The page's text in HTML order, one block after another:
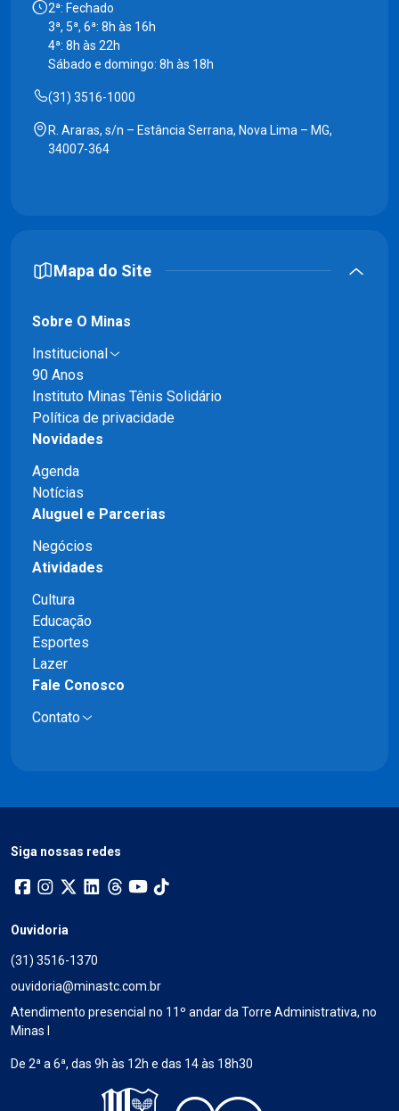
2ª: Fechado
3ª, 5ª, 6ª: 8h às 16h
4ª: 8h às 22h
Sábado e domingo: 8h às 18h
(31) 3516-1000
R. Araras, s/n – Estância Serrana, Nova Lima – MG,
34007-364
Mapa do Site
Sobre O Minas
Institucional
90 Anos
Instituto Minas Tênis Solidário
Política de privacidade
Novidades
Agenda
Notícias
Aluguel e Parcerias
Negócios
Atividades
Cultura
Educação
Esportes
Lazer
Fale Conosco
Contato
Siga nossas redes
Ouvidoria
(31) 3516-1370
ouvidoria@minastc.com.br
Atendimento presencial no 11º andar da Torre Administrativa, no
Minas I
De 2ª a 6ª, das 9h às 12h e das 14 às 18h30